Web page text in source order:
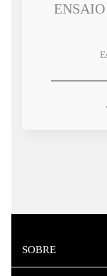
SOBRE